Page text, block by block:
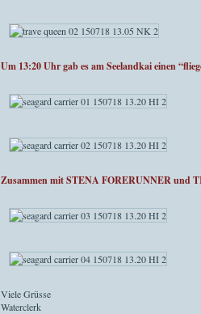
Um 13:20 Uhr gab es am Seelandkai einen
Zusammen mit STENA FORERUNNER und
Viele Grüsse
Waterclerk